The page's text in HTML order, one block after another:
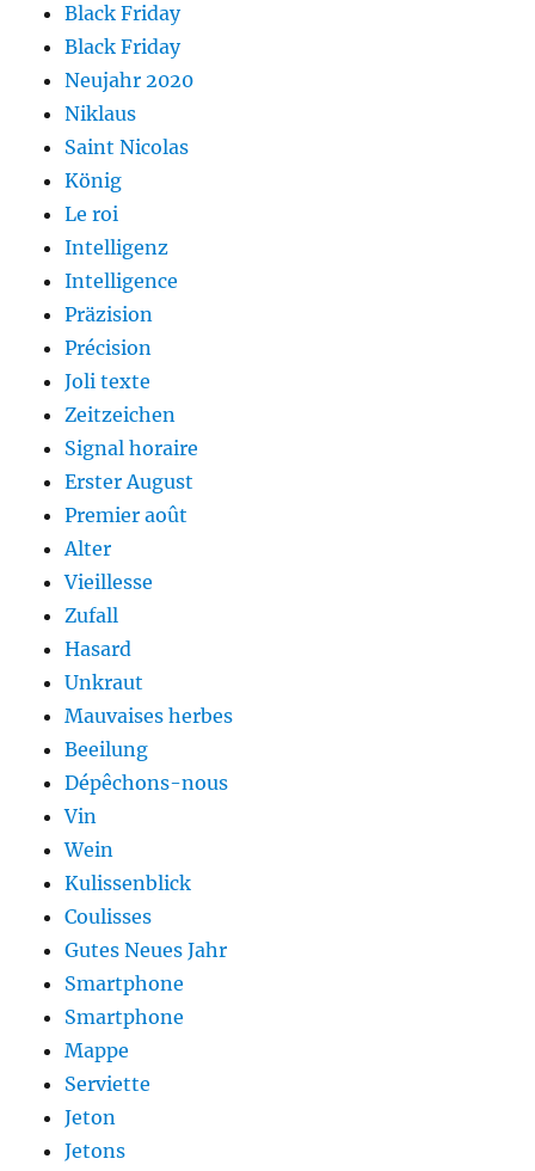
Black Friday
Black Friday
Neujahr 2020
Niklaus
Saint Nicolas
König
Le roi
Intelligenz
Intelligence
Präzision
Précision
Joli texte
Zeitzeichen
Signal horaire
Erster August
Premier août
Alter
Vieillesse
Zufall
Hasard
Unkraut
Mauvaises herbes
Beeilung
Dépêchons-nous
Vin
Wein
Kulissenblick
Coulisses
Gutes Neues Jahr
Smartphone
Smartphone
Mappe
Serviette
Jeton
Jetons